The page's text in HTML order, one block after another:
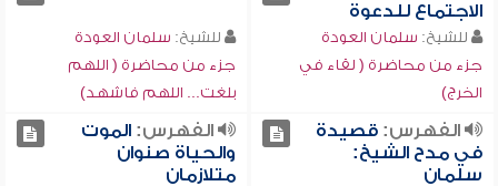
الاجتماع للدعوة
للشيخ: سلمان العودة
جزء من محاضرة ( لقاء في
الخرج)
للشيخ: سلمان العودة
جزء من محاضرة ( اللهم
بلغت... اللهم فاشهد)
الفهرس:قصيدة
في مدح الشيخ:
سلمان
الفهرس:الموت
والحياة صنوان
متلازمان